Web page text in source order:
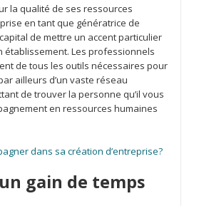
la qualité de ses ressources
en tant que génératrice de
de mettre un accent particulier
établissement. Les professionnels
de tous les outils nécessaires pour
ailleurs d’un vaste réseau
de trouver la personne qu’il vous
en ressources humaines
dans sa création d’entreprise?
gain de temps